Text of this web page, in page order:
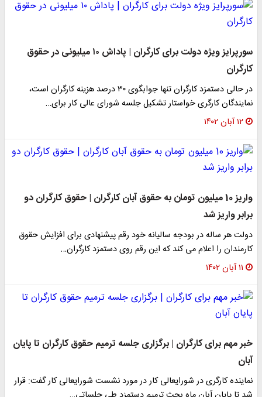
سورپرایز ویژه دولت برای کارگران | پاداش ۱۰ میلیونی در حقوق
کارگران
در حالی دستمزد کارگران تنها جوابگوی ۳۰ درصد هزینه کارگران است،
نمایندگان کارگری خواستار تشکیل جلسه شورای عالی کار برای…
۱۲ آبان ۱۴۰۲
واریز 10 میلیون تومان به حقوق آبان کارگران | حقوق کارگران دو
برابر واریز شد
دولت هر ساله در بودجه سالیانه خود رقم پیشنهادی برای افزایش حقوق
کارمندان را اعلام می کند که این رقم روی دستمزد کارگران…
۱۱ آبان ۱۴۰۲
خبر مهم برای کارگران | برگزاری جلسه‌ ترمیم حقوق کارگران تا پایان
آبان
نماینده کارگری در شورایعالی کار در مورد نشست شورایعالی کار گفت: قرار